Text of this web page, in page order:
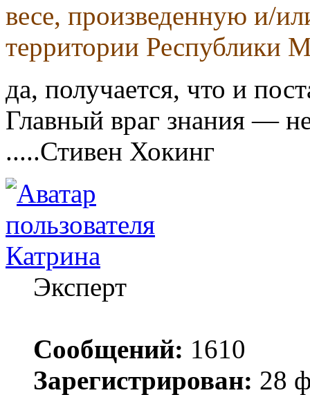
весе, произведенную и/
территории Республики
да, получается, что и
Главный враг знания —
.....Стивен Хокинг
Катрина
Эксперт
Сообщений: 1610
Зарегистрирован: 28